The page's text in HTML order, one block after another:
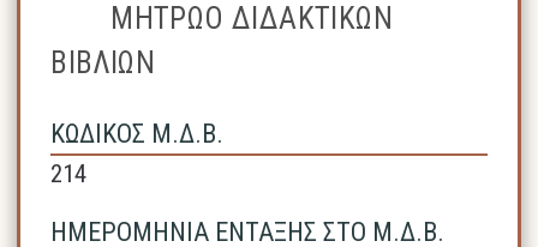
ΜΗΤΡΩΟ ΔΙΔΑΚΤΙΚΩΝ
ΒΙΒΛΙΩΝ
ΚΩΔΙΚΟΣ Μ.Δ.Β.
214
ΗΜΕΡΟΜΗΝΙΑ ΕΝΤΑΞΗΣ ΣΤΟ Μ.Δ.Β.